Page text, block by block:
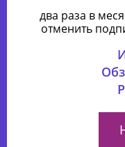
два раза в
отменить